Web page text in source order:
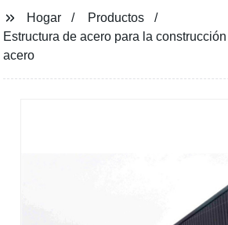
Hogar
Productos
Estructura de acero para la
acero